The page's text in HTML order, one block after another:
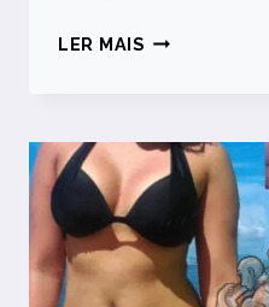
LER MAISTREMBOLONA
DEPOIS